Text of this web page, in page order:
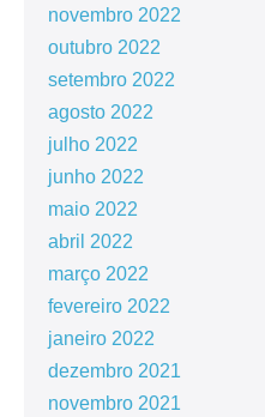
novembro 2022
outubro 2022
setembro 2022
agosto 2022
julho 2022
junho 2022
maio 2022
abril 2022
março 2022
fevereiro 2022
janeiro 2022
dezembro 2021
novembro 2021